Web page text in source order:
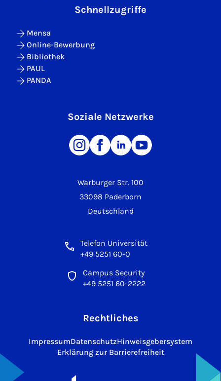
Warburger Str. 100
33098 Paderborn
Deutschland
Telefon Universität
+49 5251 60-0
Campus Security
+49 5251 60-2222
Schnellzugriffe
Mensa
Online-Bewerbung
Bibliothek
PAUL
PANDA
Soziale Netzwerke
Rechtliches
ImpressumDatenschutzHinweisgebersystem
Erklärung zur Barrierefreiheit